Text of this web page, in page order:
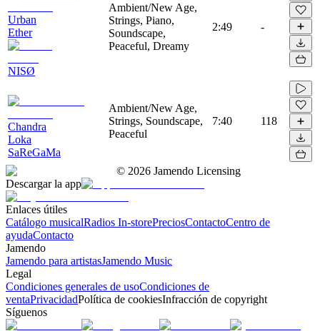
Urban
Ether
NISØ
Ambient/New Age,
Strings, Piano,
Soundscape,
Peaceful, Dreamy
2:49 -
Chandra
Loka
SaReGaMa
Ambient/New Age,
Strings, Soundscape,
Peaceful
7:40 118
© 2026 Jamendo Licensing
Descargar la app
Enlaces útiles
Catálogo musicalRadios In-storePreciosContactoCentro de
ayudaContacto
Jamendo
Jamendo para artistasJamendo Music
Legal
Condiciones generales de usoCondiciones de
ventaPrivacidadPolítica de cookiesInfracción de copyright
Síguenos